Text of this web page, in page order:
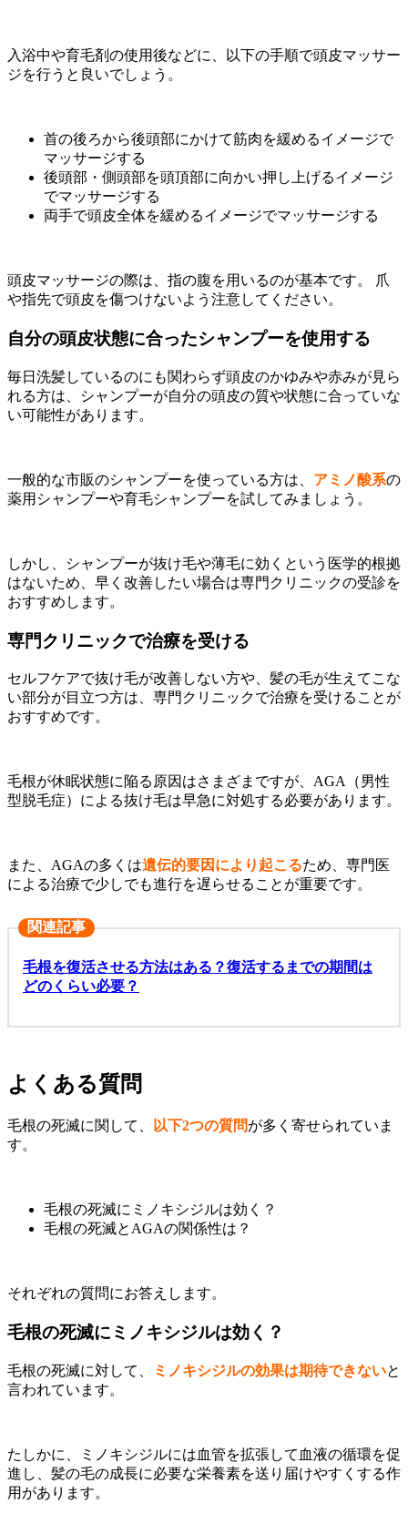
入浴中や育毛剤の使用後などに、以下の手順で頭皮マッサー
ジを行うと良いでしょう。
首の後ろから後頭部にかけて筋肉を緩めるイメージで
マッサージする
後頭部・側頭部を頭頂部に向かい押し上げるイメージ
でマッサージする
両手で頭皮全体を緩めるイメージでマッサージする
頭皮マッサージの際は、指の腹を用いるのが基本です。 爪
や指先で頭皮を傷つけないよう注意してください。
自分の頭皮状態に合ったシャンプーを使用する
毎日洗髪しているのにも関わらず頭皮のかゆみや赤みが見ら
れる方は、シャンプーが自分の頭皮の質や状態に合っていな
い可能性があります。
一般的な市販のシャンプーを使っている方は、 アミノ酸系の
薬用シャンプーや育毛シャンプーを試してみましょう。
しかし、シャンプーが抜け毛や薄毛に効くという医学的根拠
はないため、早く改善したい場合は専門クリニックの受診を
おすすめします。
専門クリニックで治療を受ける
セルフケアで抜け毛が改善しない方や、髪の毛が生えてこな
い部分が目立つ方は、専門クリニックで治療を受けることが
おすすめです。
毛根が休眠状態に陥る原因はさまざまですが、AGA（男性
型脱毛症）による抜け毛は早急に対処する必要があります。
また、AGAの多くは遺伝的要因により起こるため、専門医
による治療で少しでも進行を遅らせることが重要です。
関連記事
毛根を復活させる方法はある？復活するまでの期間は
どのくらい必要？
よくある質問
毛根の死滅に関して、 以下2つの質問が多く寄せられていま
す。
毛根の死滅にミノキシジルは効く？
毛根の死滅とAGAの関係性は？
それぞれの質問にお答えします。
毛根の死滅にミノキシジルは効く？
毛根の死滅に対して、 ミノキシジルの効果は期待できないと
言われています。
たしかに、ミノキシジルには血管を拡張して血液の循環を促
進し、髪の毛の成長に必要な栄養素を送り届けやすくする作
用があります。